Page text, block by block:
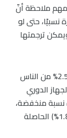
ملاحظة أنّ
حتى لو
ترجمتها
على سبيل المثال، توفي خلال فترة الدراسة، 2.5% من الناس
الدوري
نسبة منخفضة،
لكنها مع ذلك تعد أعلى من نسبة الوفيات (1.8%) الحاصلة